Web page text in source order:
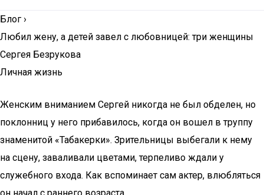
Блог ›
Любил жену, а детей завел с любовницей: три женщины
Сергея Безрукова
Личная жизнь
Женским вниманием Сергей никогда не был обделен, но
поклонниц у него прибавилось, когда он вошел в труппу
знаменитой «Табакерки». Зрительницы выбегали к нему
на сцену, заваливали цветами, терпеливо ждали у
служебного входа. Как вспоминает сам актер, влюбляться